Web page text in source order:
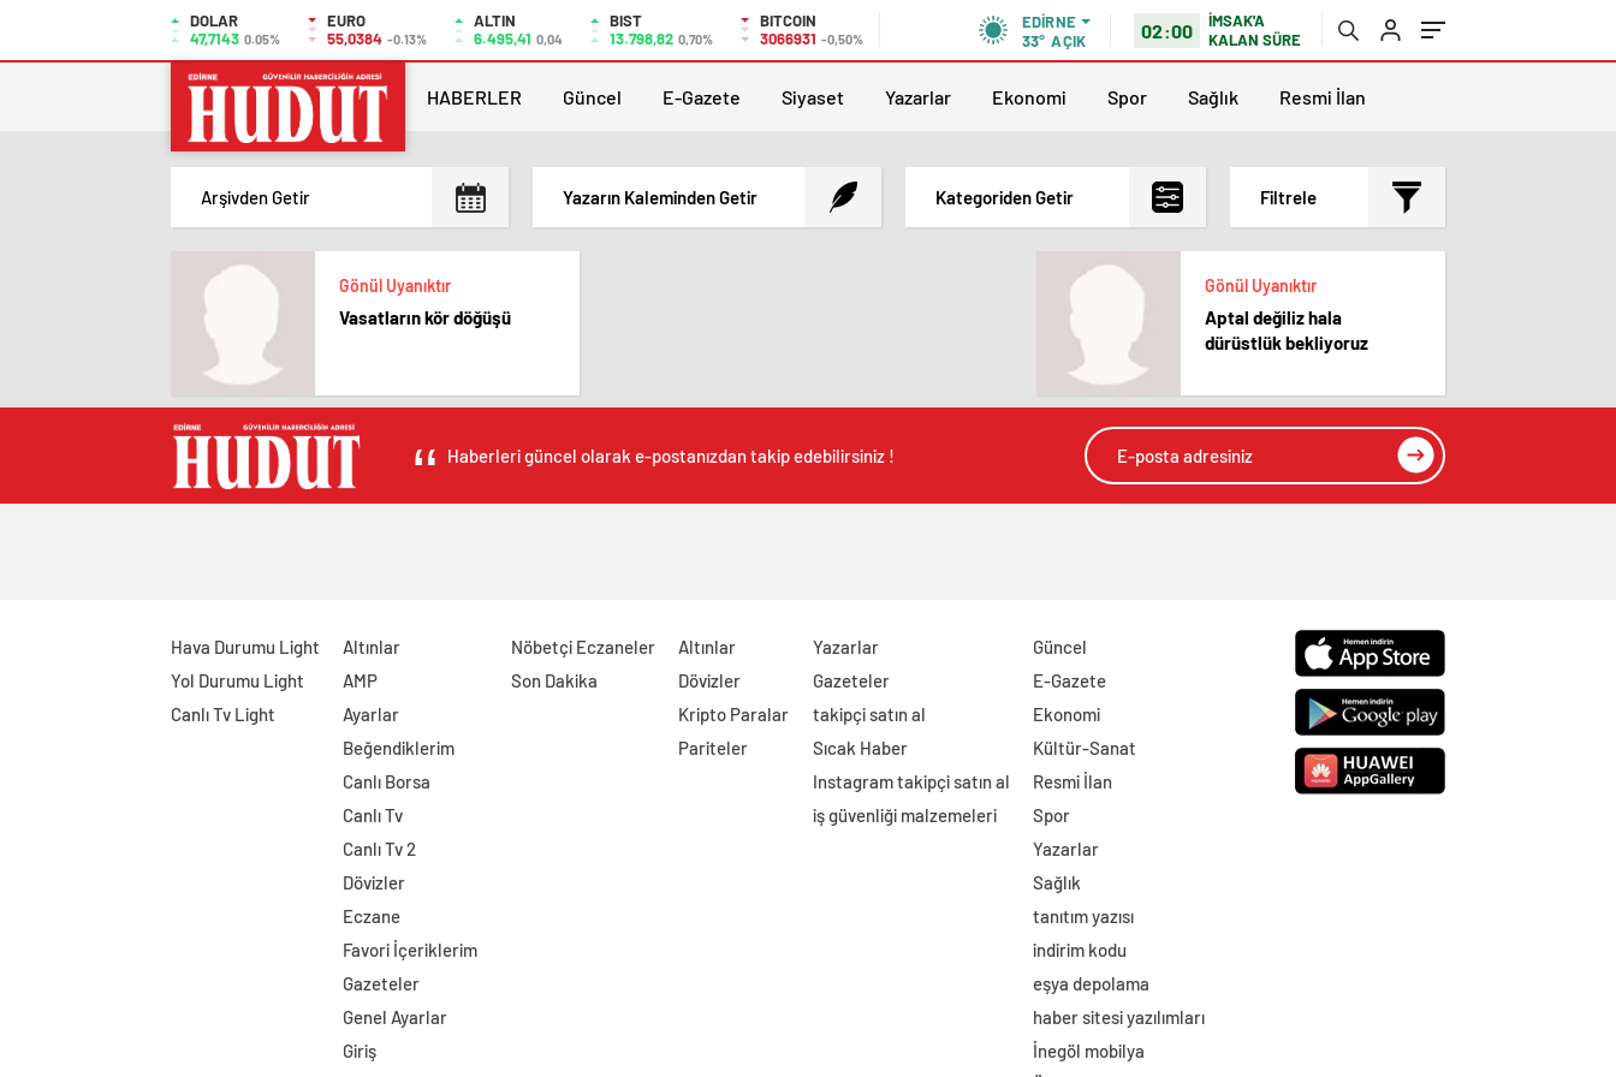
DOLAR
47,7143 0.05%
EURO
55,0384 -0.13%
ALTIN
6.495,41 0,04
BIST
13.798,82 0,70%
BITCOIN
3066931 -0,50%
EDIRNE
33° AÇIK 02:00
İMSAK'A
KALAN SÜRE
HABERLER Güncel E-Gazete Siyaset Yazarlar Ekonomi Spor Sağlık Resmi İlan
Yazarın Kaleminden Getir Kategoriden Getir Filtrele
En çok okunanlar
En az okunanlar
Yorum Sayısına Göre
En eskiler
Gönül Uyanıktır
Vasatların kör döğüşü
Gönül Uyanıktır
Aptal değiliz hala
dürüstlük bekliyoruz
Haberleri güncel olarak e-postanızdan takip edebilirsiniz !
Hava Durumu Light
Yol Durumu Light
Canlı Tv Light
Altınlar
AMP
Ayarlar
Beğendiklerim
Canlı Borsa
Canlı Tv
Canlı Tv 2
Dövizler
Eczane
Favori İçeriklerim
Gazeteler
Genel Ayarlar
Giriş
Nöbetçi Eczaneler
Son Dakika
Altınlar
Dövizler
Kripto Paralar
Pariteler
Yazarlar
Gazeteler
takipçi satın al
Sıcak Haber
Instagram takipçi satın al
iş güvenliği malzemeleri
Güncel
E-Gazete
Ekonomi
Kültür-Sanat
Resmi İlan
Spor
Yazarlar
Sağlık
tanıtım yazısı
indirim kodu
eşya depolama
haber sitesi yazılımları
İnegöl mobilya